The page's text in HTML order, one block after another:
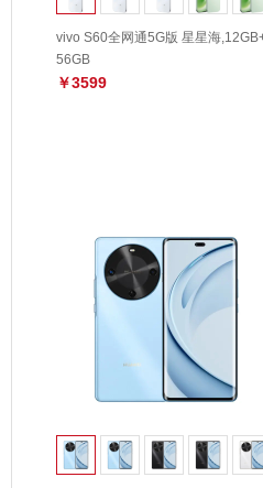
vivo S60全网通5G版 星星海
56GB
￥3599